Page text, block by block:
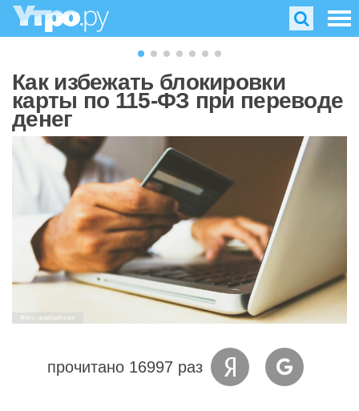
Как избежать блокировки
карты по 115-ФЗ при переводе
денег
Фото: unsplash.com
прочитано 16997 раз